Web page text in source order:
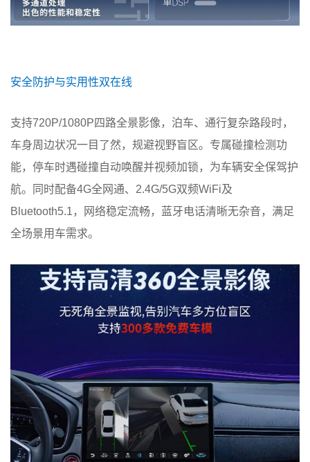
安全防护与实用性双在线
支持720P/1080P四路全景影像，泊车、通行复杂路段时，
车身周边状况一目了然，规避视野盲区。专属碰撞检测功
能，停车时遇碰撞自动唤醒并视频加锁，为车辆安全保驾护
航。同时配备4G全网通、2.4G/5G双频WiFi及
Bluetooth5.1，网络稳定流畅，蓝牙电话清晰无杂音，满足
全场景用车需求。